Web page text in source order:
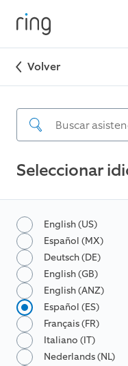
Volver
Seleccionar
English (US)
Español (MX)
Deutsch (DE)
English (GB)
English (ANZ)
Español (ES)
Français (FR)
Italiano (IT)
Nederlands (NL)